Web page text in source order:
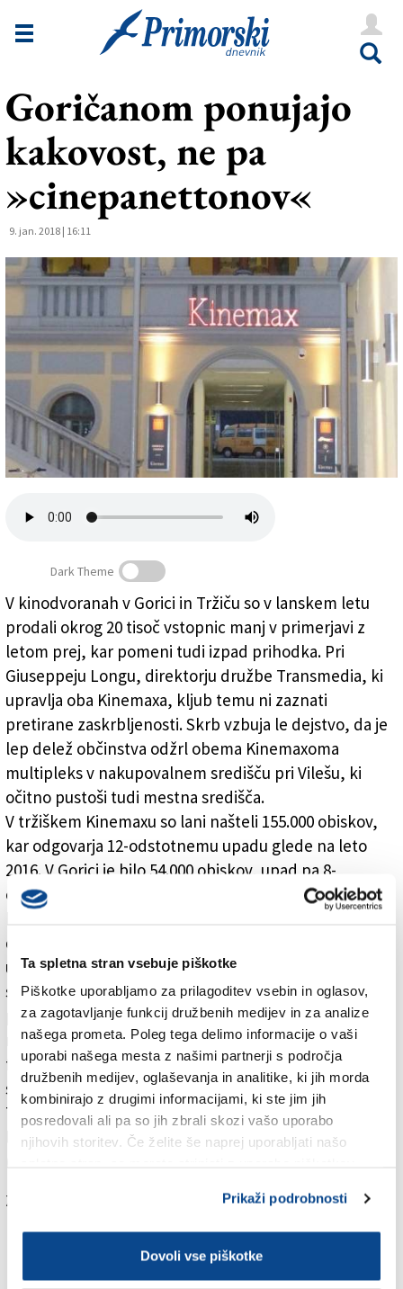
Ta spletna stran vsebuje piškotke
Piškotke uporabljamo za prilagoditev vsebin in oglasov,
za zagotavljanje funkcij družbenih medijev in za analize
našega prometa. Poleg tega delimo informacije o vaši
uporabi našega mesta z našimi partnerji s področja
družbenih medijev, oglaševanja in analitike, ki jih morda
kombinirajo z drugimi informacijami, ki ste jim jih
posredovali ali pa so jih zbrali skozi vašo uporabo
njihovih storitev. Če želite še naprej uporabljati našo
Prikaži podrobnosti
Dovoli vse piškotke
Novice
Goriška
Kultura
Še
Vreme
V Kioskih
Založnik
Zadruga PD
Goričanom ponujajo
kakovost, ne pa
»cinepanettonov«
9. jan. 2018 | 16:11
Goričanom ponujajo kakovost, ne pa »cinepanettonov«
Dark Theme
V kinodvoranah v Gorici in Tržiču so v lanskem letu
prodali okrog 20 tisoč vstopnic manj v primerjavi z
letom prej, kar pomeni tudi izpad prihodka. Pri
Giuseppeju Longu, direktorju družbe Transmedia, ki
upravlja oba Kinemaxa, kljub temu ni zaznati
pretirane zaskrbljenosti. Skrb vzbuja le dejstvo, da je
lep delež občinstva odžrl obema Kinemaxoma
multipleks v nakupovalnem središču pri Vilešu, ki
očitno pustoši tudi mestna središča.
V tržiškem Kinemaxu so lani našteli 155.000 obiskov,
kar odgovarja 12-odstotnemu upadu glede na leto
2016. V Gorici je bilo 54.000 obiskov, upad pa 8-
odstotni. Decembrski podatki in obiski v prvem tednu
letošnjega leta pa so nekoliko bolj spodbudni. »Minuli
december je bil v obeh Kinemaxih krepko bolj
uspešen kot leto prej. To velja zlasti za Gorico, kjer
smo našteli 8000 obiskov, medtem ko jih je bilo leto
prej okrog 6000. Nagradila nas je izbira, da Goričanom
ne ponujamo običajnih decembrskih komercialnih
filmov, t.i. cinepanettoni. Gorici ponujamo, kar nas
sprašuje: kakovost,« je povedal direktor družbe
Transmedia Giuseppe Longo. V prvem tednu v novem
letu so v goriškem Kinemaxu zabeležili 2500 obiskov
Za branje in pisanje komentarjevje potrebna prijava